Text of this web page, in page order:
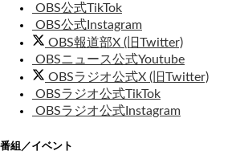
OBS公式TikTok
OBS公式Instagram
OBS報道部X (旧Twitter)
OBSニュース公式Youtube
OBSラジオ公式X (旧Twitter)
OBSラジオ公式TikTok
OBSラジオ公式Instagram
番組／イベント